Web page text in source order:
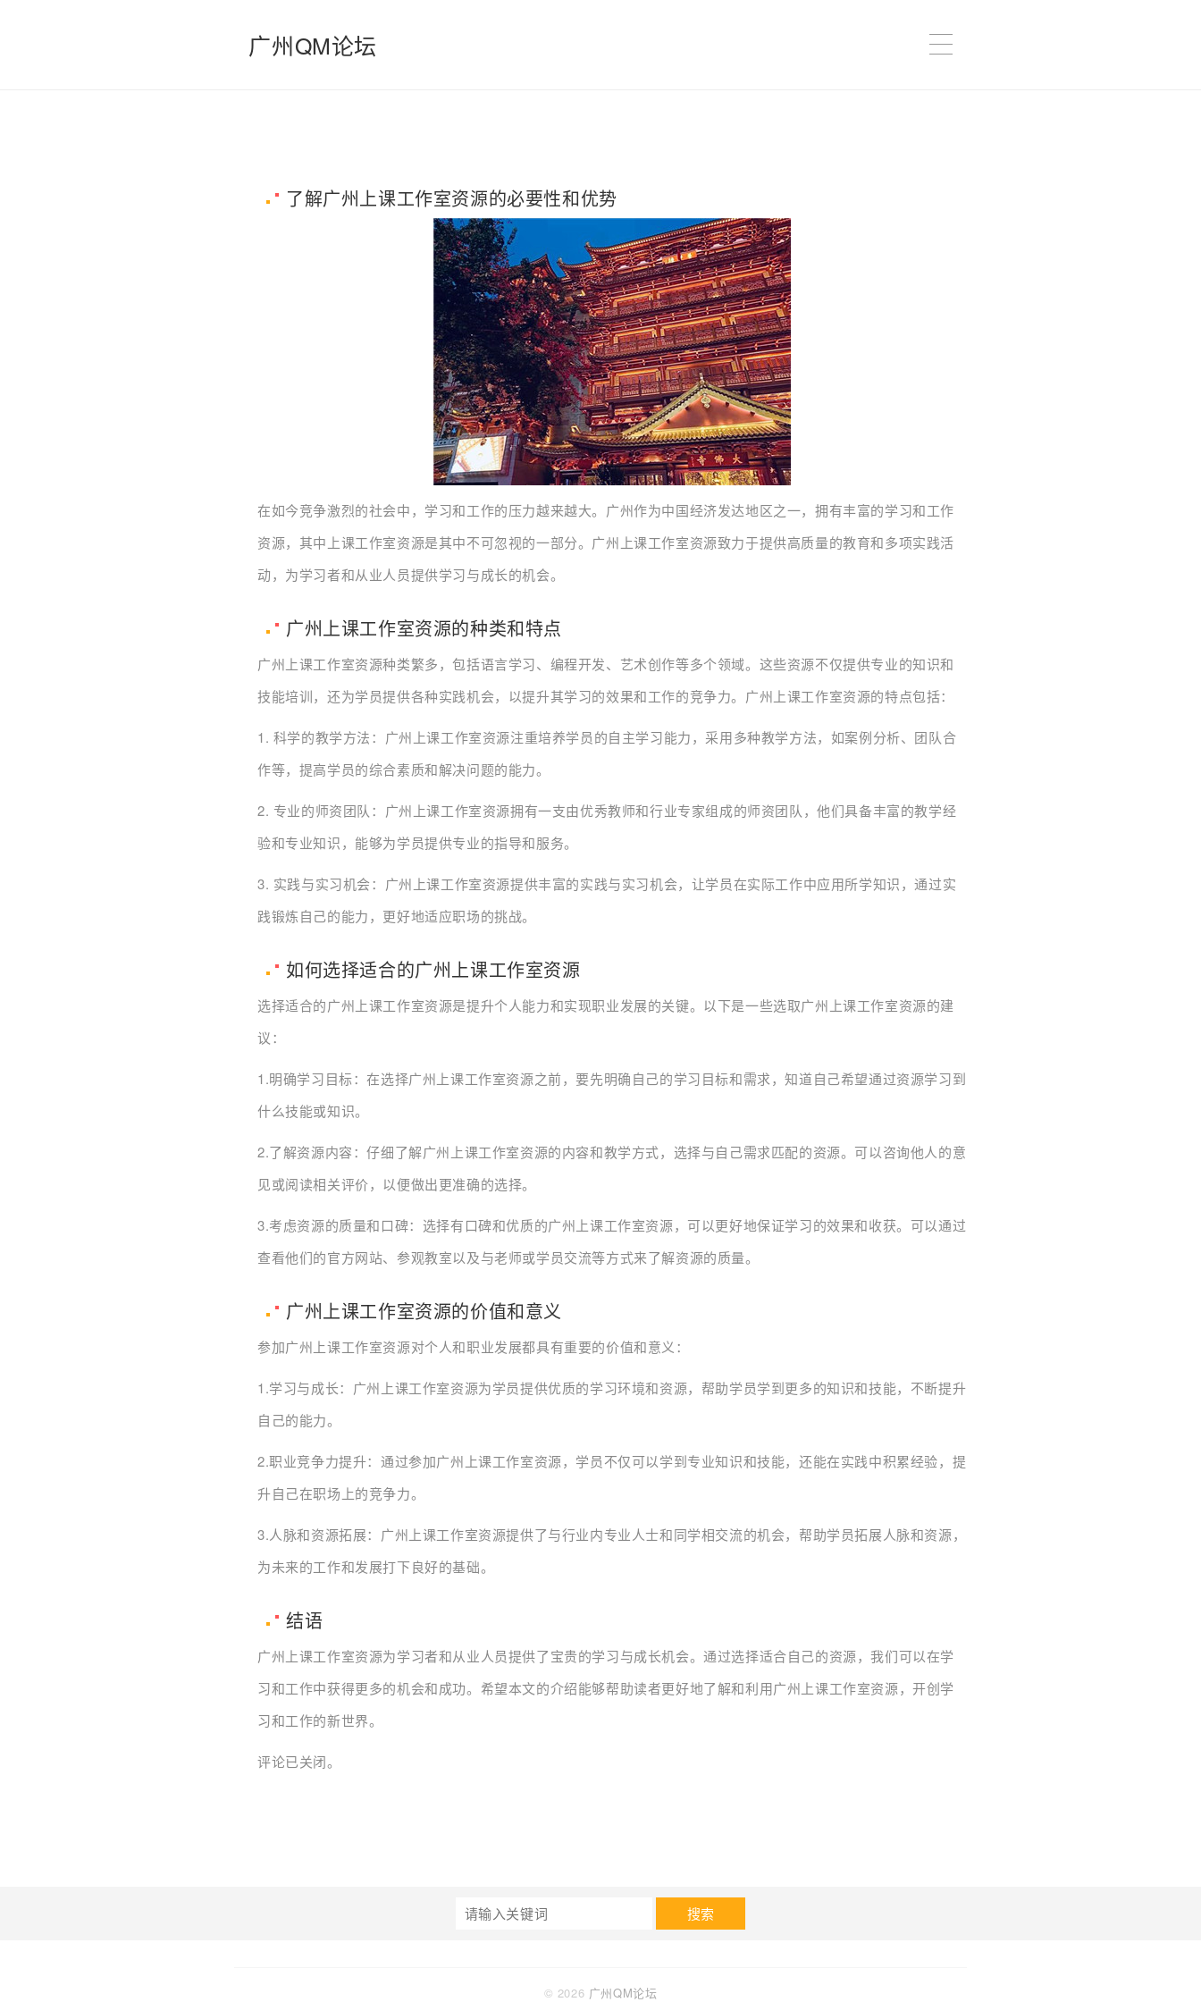
广州QM论坛
了解广州上课工作室资源的必要性和优势
在如今竞争激烈的社会中，学习和工作的压力越来越大。广州作为中国经济发达地区之一，拥有丰富的学习和工作
资源，其中上课工作室资源是其中不可忽视的一部分。广州上课工作室资源致力于提供高质量的教育和多项实践活
动，为学习者和从业人员提供学习与成长的机会。
广州上课工作室资源的种类和特点
广州上课工作室资源种类繁多，包括语言学习、编程开发、艺术创作等多个领域。这些资源不仅提供专业的知识和
技能培训，还为学员提供各种实践机会，以提升其学习的效果和工作的竞争力。广州上课工作室资源的特点包括：
1. 科学的教学方法：广州上课工作室资源注重培养学员的自主学习能力，采用多种教学方法，如案例分析、团队合
作等，提高学员的综合素质和解决问题的能力。
2. 专业的师资团队：广州上课工作室资源拥有一支由优秀教师和行业专家组成的师资团队，他们具备丰富的教学经
验和专业知识，能够为学员提供专业的指导和服务。
3. 实践与实习机会：广州上课工作室资源提供丰富的实践与实习机会，让学员在实际工作中应用所学知识，通过实
践锻炼自己的能力，更好地适应职场的挑战。
如何选择适合的广州上课工作室资源
选择适合的广州上课工作室资源是提升个人能力和实现职业发展的关键。以下是一些选取广州上课工作室资源的建
议：
1.明确学习目标：在选择广州上课工作室资源之前，要先明确自己的学习目标和需求，知道自己希望通过资源学习到
什么技能或知识。
2.了解资源内容：仔细了解广州上课工作室资源的内容和教学方式，选择与自己需求匹配的资源。可以咨询他人的意
见或阅读相关评价，以便做出更准确的选择。
3.考虑资源的质量和口碑：选择有口碑和优质的广州上课工作室资源，可以更好地保证学习的效果和收获。可以通过
查看他们的官方网站、参观教室以及与老师或学员交流等方式来了解资源的质量。
广州上课工作室资源的价值和意义
参加广州上课工作室资源对个人和职业发展都具有重要的价值和意义：
1.学习与成长：广州上课工作室资源为学员提供优质的学习环境和资源，帮助学员学到更多的知识和技能，不断提升
自己的能力。
2.职业竞争力提升：通过参加广州上课工作室资源，学员不仅可以学到专业知识和技能，还能在实践中积累经验，提
升自己在职场上的竞争力。
3.人脉和资源拓展：广州上课工作室资源提供了与行业内专业人士和同学相交流的机会，帮助学员拓展人脉和资源，
为未来的工作和发展打下良好的基础。
结语
广州上课工作室资源为学习者和从业人员提供了宝贵的学习与成长机会。通过选择适合自己的资源，我们可以在学
习和工作中获得更多的机会和成功。希望本文的介绍能够帮助读者更好地了解和利用广州上课工作室资源，开创学
习和工作的新世界。
评论已关闭。
搜索
© 2026 广州QM论坛